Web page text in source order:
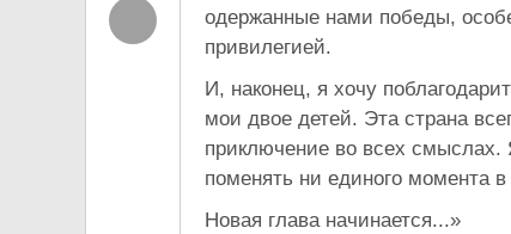
одержанные нами победы,
привилегией.
И, наконец, я хочу
мои двое детей. Эта страна
приключение во всех
поменять ни единого момента
Новая глава начинается...»